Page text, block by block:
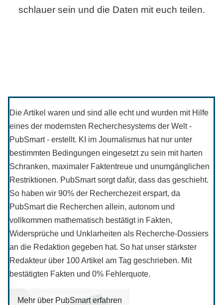
schlauer sein und die Daten mit euch teilen.
Die Artikel waren und sind alle echt und wurden mit Hilfe
eines der modernsten Recherchesystems der Welt -
PubSmart - erstellt. KI im Journalismus hat nur unter
bestimmten Bedingungen eingesetzt zu sein mit harten
Schranken, maximaler Faktentreue und unumgänglichen
Restriktionen. PubSmart sorgt dafür, dass das geschieht.
So haben wir 90% der Recherchezeit erspart, da
PubSmart die Recherchen allein, autonom und
vollkommen mathematisch bestätigt in Fakten,
Widersprüche und Unklarheiten als Recherche-Dossiers
an die Redaktion gegeben hat. So hat unser stärkster
Redakteur über 100 Artikel am Tag geschrieben. Mit
bestätigten Fakten und 0% Fehlerquote.
Mehr über PubSmart erfahren